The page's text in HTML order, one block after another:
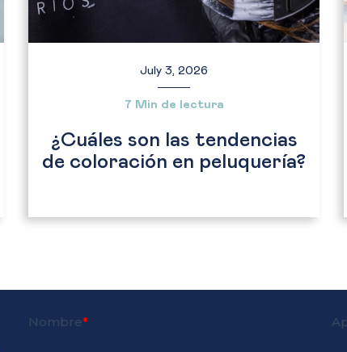
July 3, 2026
7 Min de lectura
¿Cuáles son las tendencias
de coloración en peluquería?